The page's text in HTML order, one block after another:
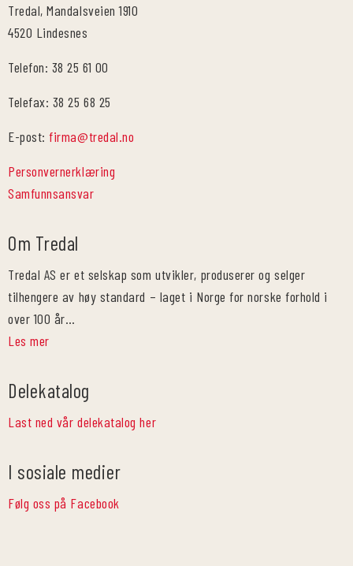
Tredal, Mandalsveien 1910
4520 Lindesnes
Telefon: 38 25 61 00
Telefax: 38 25 68 25
E-post:firma@tredal.no
Personvernerklæring
Samfunnsansvar
Om Tredal
Tredal AS er et selskap som utvikler, produserer og selger
tilhengere av høy standard – laget i Norge for norske forhold i
over 100 år…
Les mer
Delekatalog
Last ned vår delekatalog her
I sosiale medier
Følg oss på Facebook